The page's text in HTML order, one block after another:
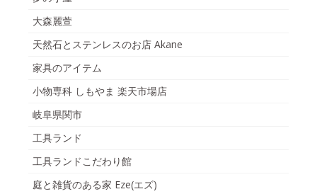
大森麗萱
天然石とステンレスのお店 Akane
家具のアイテム
小物専科 しもやま 楽天市場店
岐阜県関市
工具ランド
工具ランドこだわり館
庭と雑貨のある家 Eze(エズ)